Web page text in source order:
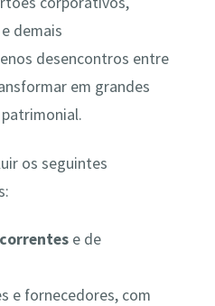
demais
desencontros entre
em grandes
os seguintes
e de
e fornecedores, com